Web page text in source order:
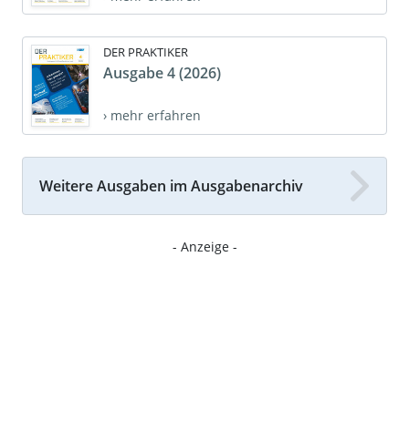
DER PRAKTIKER
Ausgabe 4 (2026)
› mehr erfahren
Weitere Ausgaben im Ausgabenarchiv
- Anzeige -